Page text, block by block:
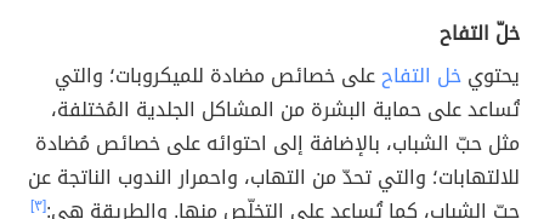
خلّ التفاح
يحتويخل التفاحعلى خصائص مضادة للميكروبات؛ والتي
تُساعد على حماية البشرة من المشاكل الجلدية المُختلفة،
مثل حبّ الشباب، بالإضافة إلى احتوائه على خصائص مُضادة
للالتهابات؛ والتي تحدّ من التهاب، واحمرار الندوب الناتجة عن
حبّ الشباب، كما تُساعد على التخلّص منها. والطريقة هي:[٣]